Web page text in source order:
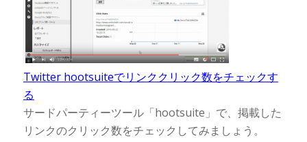
Twitter hootsuiteでリンククリック数をチェックす
る
サードパーティーツール「hootsuite」で、掲載した
リンクのクリック数をチェックしてみましょう。